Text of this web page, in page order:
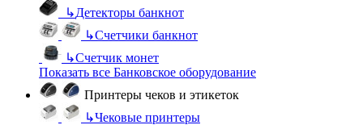
↳Детекторы банкнот
↳Счетчики банкнот
↳Счетчик монет
Показать все Банковское оборудование
Принтеры чеков и этикеток
↳Чековые принтеры